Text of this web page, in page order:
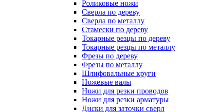
Роликовые ножи
Сверла по дереву
Сверла по металлу
Стамески по дереву
Токарные резцы по дереву
Токарные резцы по металлу
Фрезы по дереву
Фрезы по металлу
Шлифовальные круги
Ножевые валы
Ножи для резки проводов
Ножи для резки арматуры
Диски для заточки сверл